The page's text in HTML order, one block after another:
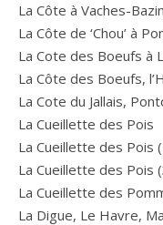
La Côte à Vaches-
La Côte de ‘Chou’ à
La Cote des Boeufs à
La Côte des Boeufs,
La Cote du Jallais,
La Cueillette des Pois
La Cueillette des Pois
La Cueillette des Pois
La Cueillette des
La Digue, Le Havre,